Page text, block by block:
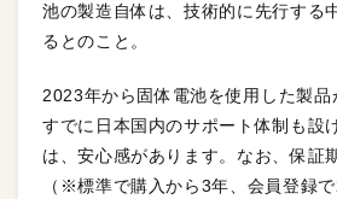
池の製造自体は、技術的に先行する
るとのこと。
2023年から固体電池を使用した製品
すでに日本国内のサポート体制も設
は、安心感があります。なお、保証
（※標準で購入から3年、会員登録